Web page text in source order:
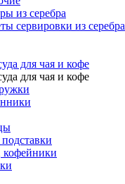
из серебра
сервировки из серебра
для чая и кофе
для чая и кофе